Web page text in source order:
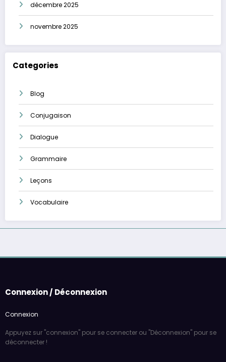
décembre 2025
novembre 2025
Categories
Blog
Conjugaison
Dialogue
Grammaire
Leçons
Vocabulaire
Connexion / Déconnexion
Connexion
Appuyez sur "connexion" pour se connecter ou "Déconnexion" pour se
déconnecter !